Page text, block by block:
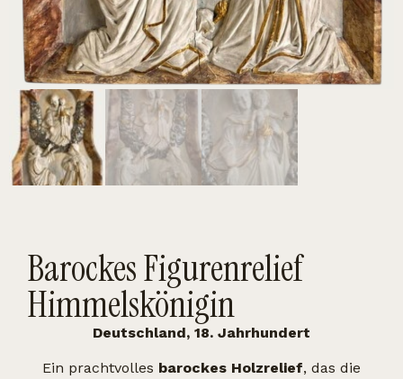
Barockes Figurenrelief
Himmelskönigin
Deutschland, 18. Jahrhundert
Ein prachtvolles barockes Holzrelief, das die